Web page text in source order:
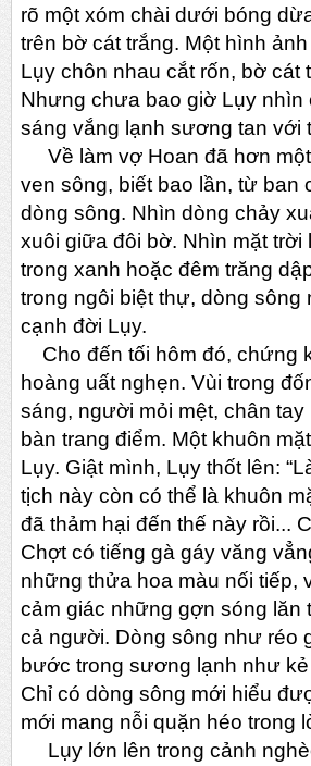
rõ một xóm chài dưới bóng
trên bờ cát trắng. Một hình
Lụy chôn nhau cắt rốn, bờ cát
Nhưng chưa bao giờ Lụy
sáng vắng lạnh sương tan với
Về làm vợ Hoan đã hơn
ven sông, biết bao lần, từ ban
dòng sông. Nhìn dòng chảy
xuôi giữa đôi bờ. Nhìn mặt
trong xanh hoặc đêm trăng
trong ngôi biệt thự, dòng
cạnh đời Lụy.
Cho đến tối hôm đó, chứng
hoàng uất nghẹn. Vùi trong
sáng, người mỏi mệt, chân
bàn trang điểm. Một khuôn
Lụy. Giật mình, Lụy thốt lên:
tịch này còn có thể là khuôn
đã thảm hại đến thế này rồi...
Chợt có tiếng gà gáy văng
những thửa hoa màu nối tiếp,
cảm giác những gợn sóng lăn
cả người. Dòng sông như réo
bước trong sương lạnh như
Chỉ có dòng sông mới hiểu
mới mang nỗi quặn héo trong
Lụy lớn lên trong cảnh